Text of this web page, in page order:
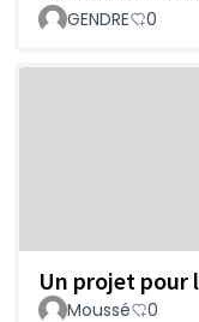
GENDRE 0
Un projet pour
Moussé 0